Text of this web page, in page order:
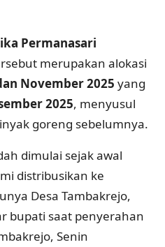
Permanasari
merupakan alokasi
November 2025 yang
2025, menyusul
goreng sebelumnya.
dimulai sejak awal
distribusikan ke
Desa Tambakrejo,
bupati saat penyerahan
Senin